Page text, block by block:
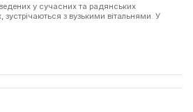
у сучасних та радянських
зустрічаються з вузькими вітальнями. У